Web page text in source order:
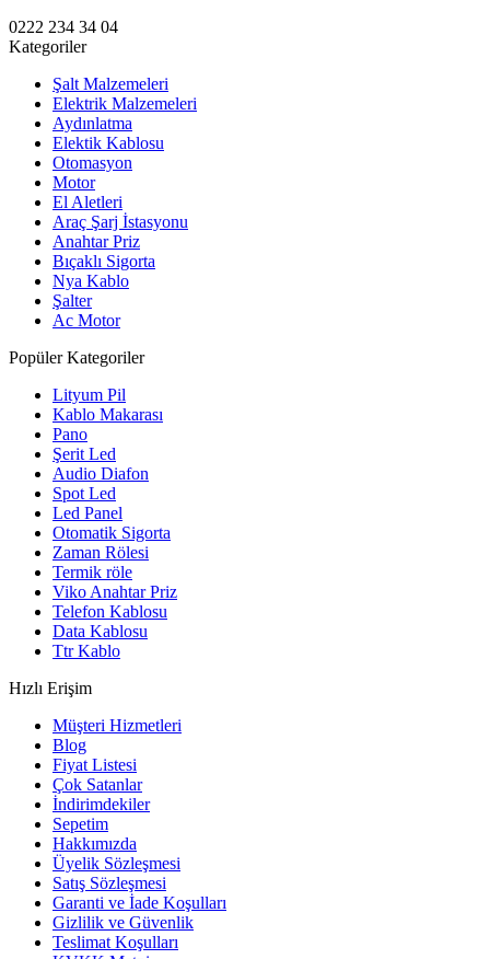
0222 234 34 04
Kategoriler
Şalt Malzemeleri
Elektrik Malzemeleri
Aydınlatma
Elektik Kablosu
Otomasyon
Motor
El Aletleri
Araç Şarj İstasyonu
Anahtar Priz
Bıçaklı Sigorta
Nya Kablo
Şalter
Ac Motor
Popüler Kategoriler
Lityum Pil
Kablo Makarası
Pano
Şerit Led
Audio Diafon
Spot Led
Led Panel
Otomatik Sigorta
Zaman Rölesi
Termik röle
Viko Anahtar Priz
Telefon Kablosu
Data Kablosu
Ttr Kablo
Hızlı Erişim
Müşteri Hizmetleri
Blog
Fiyat Listesi
Çok Satanlar
İndirimdekiler
Sepetim
Hakkımızda
Üyelik Sözleşmesi
Satış Sözleşmesi
Garanti ve İade Koşulları
Gizlilik ve Güvenlik
Teslimat Koşulları